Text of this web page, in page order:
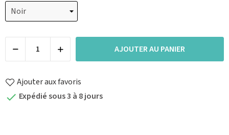
AJOUTER AU PANIER
Ajouter aux favoris
 Expédié sous 3 à 8 jours